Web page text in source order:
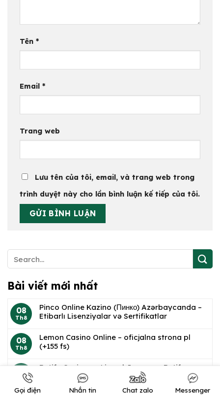
Tên *
Email *
Trang web
Lưu tên của tôi, email, và trang web trong
trình duyệt này cho lần bình luận kế tiếp của tôi.
Bài viết mới nhất
08
Th8
Pinco Online Kazino (Пинко) Azərbaycanda –
Etibarlı Lisenziyalar və Sertifikatlar
08
Th8
Lemon Casino Online – oficjalna strona pl
(+155 fs)
08
Th8
Betify Casino en Ligne | Jouez sur Betify avec
Gọi điện Nhắn tin Chat zalo Messenger